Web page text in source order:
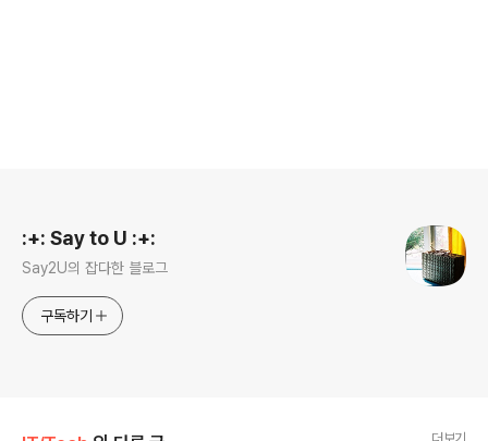
:+: Say to U :+:
Say2U의 잡다한 블로그
구독하기